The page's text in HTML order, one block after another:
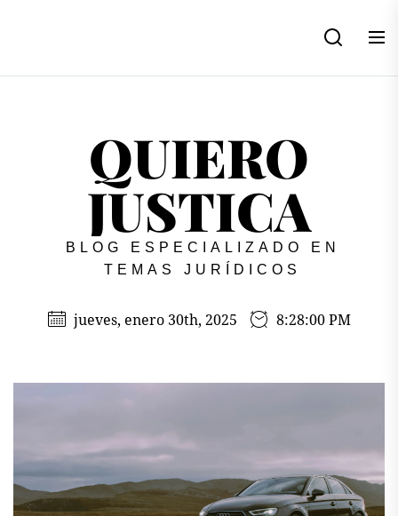
content
QUIERO
JUSTICA
BLOG ESPECIALIZADO EN
TEMAS JURÍDICOS
jueves, enero 30th, 2025 8:28:00 PM